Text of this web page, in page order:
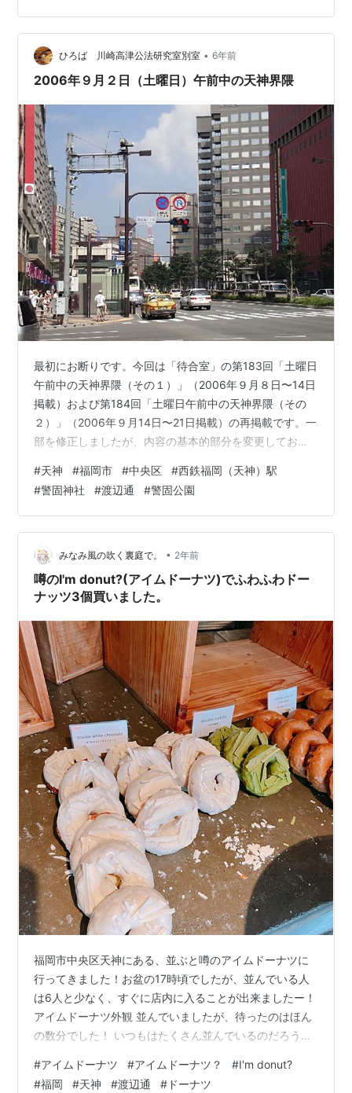
ひろば 川崎高津公法研究室別室 • 6年前
2006年９月２日（土曜日）午前中の天神界隈
最初にお断りです。今回は「待合室」の第183回「土曜日
午前中の天神界隈（その１）」（2006年９月８日〜14日
掲載）および第184回「土曜日午前中の天神界隈（その
２）」（2006年９月14日〜21日掲載）の再掲載です。一
部を修正しましたが、内容の基本的部分を変更しており
というのに、また東京の風景を取り上げるというのも妙
な話なので、今回は福岡の風景を取り上げます。 決して
長くはない滞在期間なのに、デジタルカメラDSC-L1を持
参したということもあって、我ながら呆れるほどに何枚
もの写真を撮りました。多分、全部で200枚を軽く超え
ます。その中には…
#天神 #福岡市 #中央区 #西鉄福岡（天神）駅
#警固神社 #渡辺通 #警固公園
みなみ風の吹く裏庭で。 • 2年前
噂のI'm donut?(アイムドーナツ)でふわふわドー
ナッツ3個買いました。
福岡市中央区天神にある、並ぶと噂のアイムドーナツに
行ってきました！お盆の17時頃でしたが、並んでいる人
は6人と少なく、すぐに店内に入ることが出来ましたー！
アイムドーナツ外観 並んでいましたが、待ったのはほん
の数分でした！ いつもはたくさん並んでいるのだろう
す。 アイムドーナツ内観 店内には、アマムダコタンやヒ
#アイムドーナツ #アイムドーナツ？ #I'm donut?
#福岡 #天神 #渡辺通 # ドーナツ